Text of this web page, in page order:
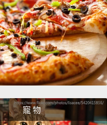
寵 物